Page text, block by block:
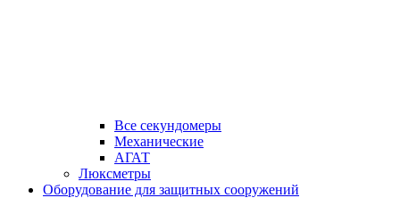
Все секундомеры
Механические
АГАТ
Люксметры
Оборудование для защитных сооружений